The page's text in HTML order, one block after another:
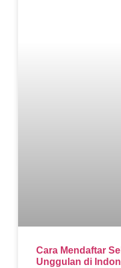
Cara Mendaftar
Unggulan di